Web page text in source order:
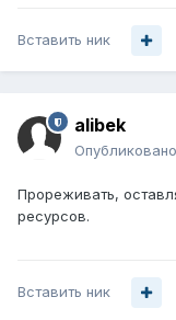
Вставить ник
alibek
Опубликовано
Прореживать,
ресурсов.
Вставить ник